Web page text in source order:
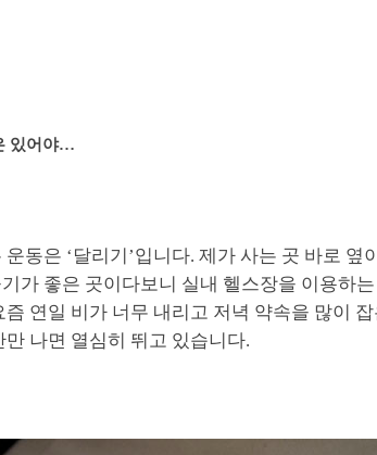
있어야…
동은 ‘달리기’입니다. 제가 사는 곳 바로 옆
가 좋은 곳이다보니 실내 헬스장을 이용하
즘 연일 비가 너무 내리고 저녁 약속을 많이
만 나면 열심히 뛰고 있습니다.